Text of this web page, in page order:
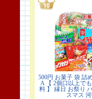
500円 お菓子 袋 詰
A 【 2個口以上で
料 】 縁日 お祭り
スマス